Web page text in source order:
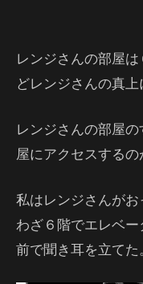
レンジさんの部屋
どレンジさんの真上
レンジさんの部屋
屋にアクセスするの
私はレンジさんが
わざ６階でエレベ
前で聞き耳を立てた。